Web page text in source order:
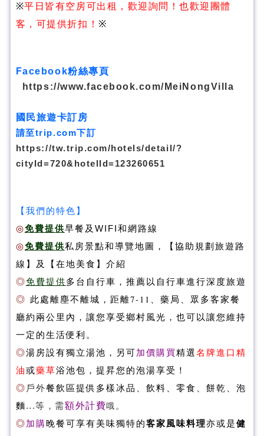
※平日皆有空房可出租，歡迎詢問！也歡迎團體
客，可提供折扣！※
Facebook粉絲專頁
https://www.facebook.com/MeiNongVilla
國民旅遊卡訂房
請至trip.com下訂
https://tw.trip.com/hotels/detail/?
cityId=720&hotelId=123260651
【我們的特色】
◎免費提供早餐及WIFI和網路線
◎免費提供私房景點和導覽地圖，
【協助規劃旅遊路
線】 及 【在地美食】 介紹
◎免費提供多台自行車，推薦以自行車進行深度旅遊
◎ 此處離塵不離城，距離7-11、藥局、眾多客家餐
廳約兩公里內，讓您享受鄉村風光，也可以讓您維持
一定的生活便利。
◎湯房設有獨立湯池，另可加價購買精選名牌進口 精
油或藥草浴池包，提昇您的泡湯享受！
◎ 戶外餐飲區提供多樣冰品、飲料、零食、餅乾、泡
麵...等，需額外計費哦 。
◎加購晚餐可享有美味獨特的客家風味料理亦或是健